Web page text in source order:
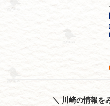
＼ 川崎の情報を